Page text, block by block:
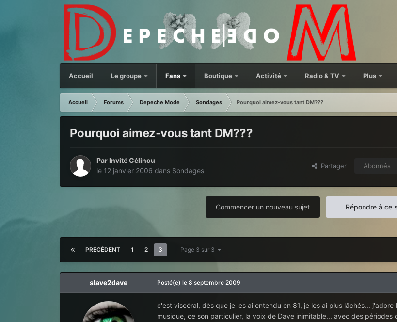
Accueil Le groupe Fans Boutique Activité Radio & TV Plus
Accueil Forums Depeche Mode Sondages
Pourquoi aimez-vous tant DM???
Pourquoi aimez-vous tant DM???
Par Invité Célinou
le 12 janvier 2006 dans Sondages
Partager Abonnés
Répondre à ce
Commencer un nouveau sujet
PRÉCÉDENT 1 2 3 Page 3 sur 3
slave2dave Posté(e) le 8 septembre 2009
c'est viscéral, dès que je les ai entendu en 81, je les ai plus lâchés... j'adore
musique, ce son particulier, la voix de Dave inimitable... avec des périodes